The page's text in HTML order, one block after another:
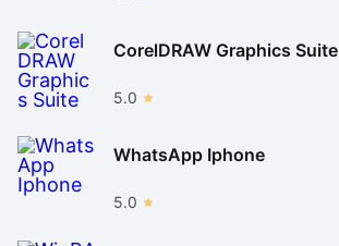
CorelDRAW Graphics Suite
5.0
WhatsApp Iphone
5.0